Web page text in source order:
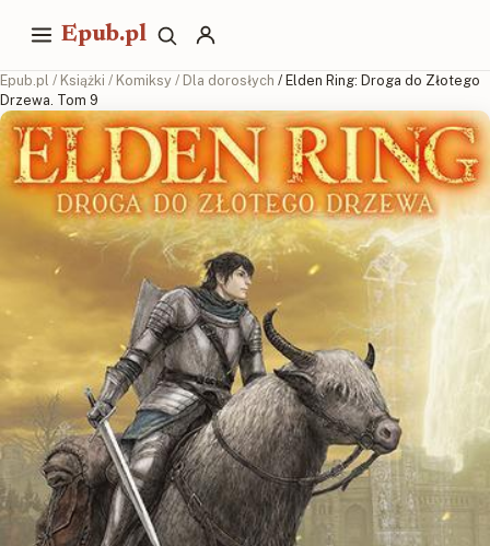
Epub.pl
Epub.pl / Książki / Komiksy / Dla dorosłych / Elden Ring: Droga do Złotego
Drzewa. Tom 9